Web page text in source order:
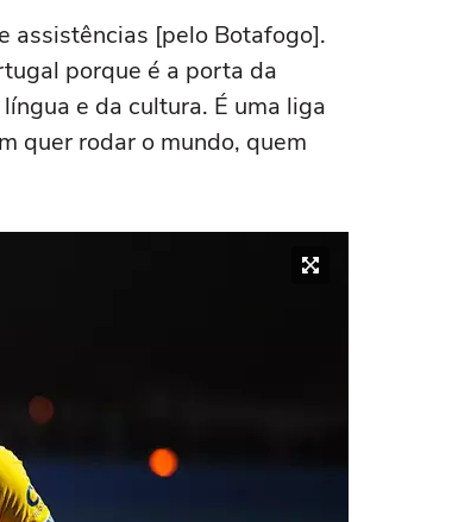
assistências [pelo Botafogo].
porque é a porta da
e da cultura. É uma liga
quer rodar o mundo, quem